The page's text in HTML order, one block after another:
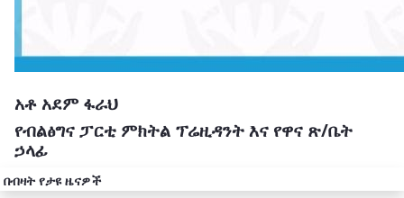
አቶ አደም ፋራህ
የብልፅግና ፓርቲ ምክትል ፕሬዚዳንት እና የዋና ጽ/ቤት
ኃላፊ
በብዛት የታዩ ዜናዎች